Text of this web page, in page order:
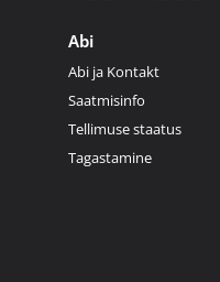
Abi
Abi ja Kontakt
Saatmisinfo
Tellimuse staatus
Tagastamine